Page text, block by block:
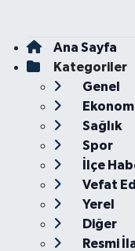
Ana Sayfa
Kategoriler
Genel
Sağlık
Spor
İlçe
Vefat
Yerel
Diğer
Resmi